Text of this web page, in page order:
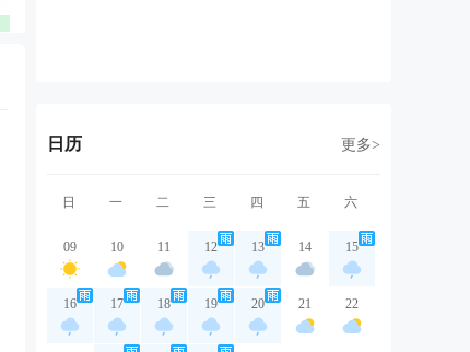
日历 更多>
日 一 二 三 四 五 六
09 10 11 12 13 14 15
16 17 18 19 20 21 22